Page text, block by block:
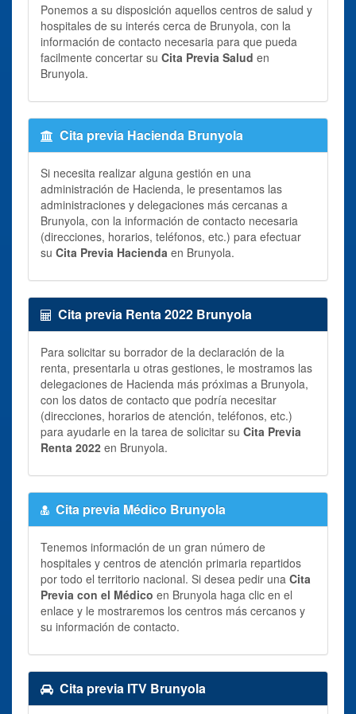
Ponemos a su disposición aquellos centros de salud y
hospitales de su interés cerca de Brunyola, con la
información de contacto necesaria para que pueda
facilmente concertar su Cita Previa Salud en
Brunyola.
Cita previa Hacienda Brunyola
Si necesita realizar alguna gestión en una
administración de Hacienda, le presentamos las
administraciones y delegaciones más cercanas a
Brunyola, con la información de contacto necesaria
(direcciones, horarios, teléfonos, etc.) para efectuar
su Cita Previa Hacienda en Brunyola.
Cita previa Renta 2022 Brunyola
Para solicitar su borrador de la declaración de la
renta, presentarla u otras gestiones, le mostramos las
delegaciones de Hacienda más próximas a Brunyola,
con los datos de contacto que podría necesitar
(direcciones, horarios de atención, teléfonos, etc.)
para ayudarle en la tarea de solicitar su Cita Previa
Renta 2022 en Brunyola.
Cita previa Médico Brunyola
Tenemos información de un gran número de
hospitales y centros de atención primaria repartidos
por todo el territorio nacional. Si desea pedir una Cita
Previa con el Médico en Brunyola haga clic en el
enlace y le mostraremos los centros más cercanos y
su información de contacto.
Cita previa ITV Brunyola